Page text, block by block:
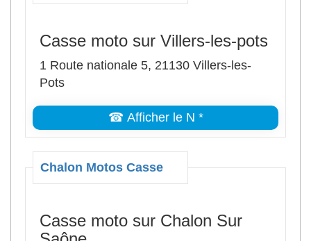
Casse moto sur Villers-les-pots
1 Route nationale 5, 21130 Villers-les-
Pots
☎ Afficher le N *
Chalon Motos Casse
Casse moto sur Chalon Sur